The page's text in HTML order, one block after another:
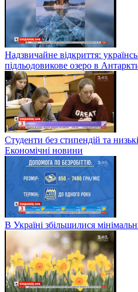
Надзвичайне відкриття:
підльодовикове озеро в
Студенти без стипендій та
Економічні новини
В Україні збільшилися